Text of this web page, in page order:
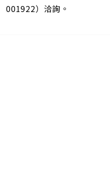
001922）洽詢。